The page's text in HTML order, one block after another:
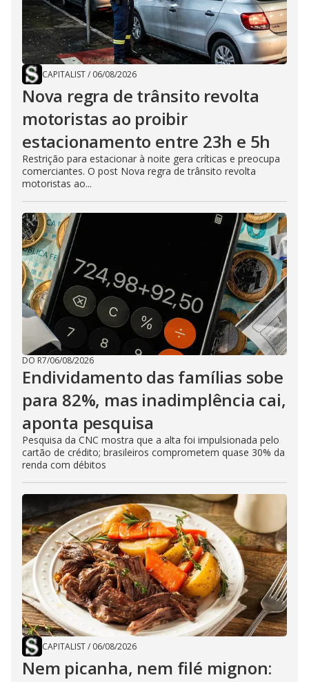
CAPITALIST/ 06/08/2026
Nova regra de trânsito revolta
motoristas ao proibir
estacionamento entre 23h e 5h
Restrição para estacionar à noite gera críticas e preocupa
comerciantes. O post Nova regra de trânsito revolta
motoristas ao...
DO R7/06/08/2026
Endividamento das famílias sobe
para 82%, mas inadimplência cai,
aponta pesquisa
Pesquisa da CNC mostra que a alta foi impulsionada pelo
cartão de crédito; brasileiros comprometem quase 30% da
renda com débitos
CAPITALIST/ 06/08/2026
Nem picanha, nem filé mignon: